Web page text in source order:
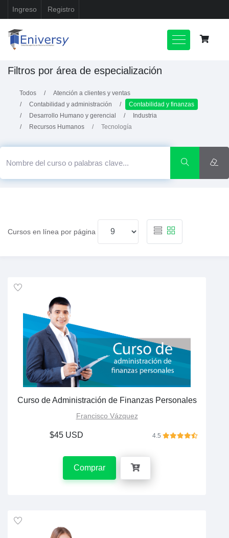
Ingreso Registro
Filtros por área de especialización
Todos
Atención a clientes y ventas
Contabilidad y administración
Contabilidad y finanzas
Desarrollo Humano y gerencial
Industria
Recursos Humanos
Tecnología
Cursos en línea por página
Curso de Administración de Finanzas Personales
Francisco Vázquez
$45 USD 4.5
Comprar